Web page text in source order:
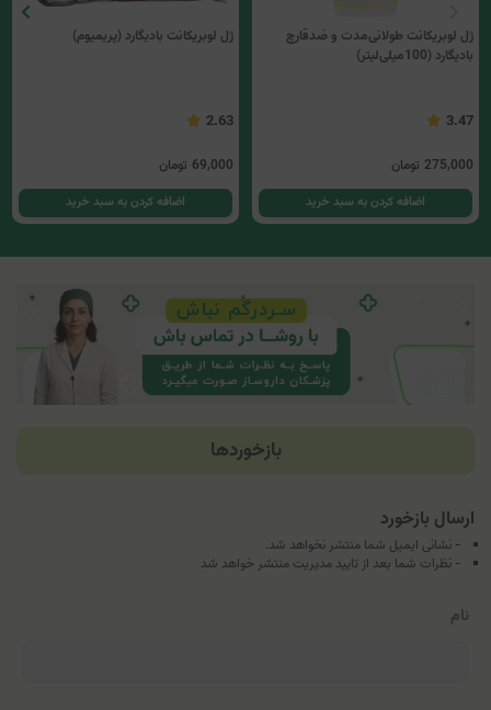
ژل لوبریکانت طولانی‌مدت و ضدقارچ
بادیگارد (100میلی‌لیتر)
3.47
275,000 تومان
اضافه کردن به سبد خرید
ژل لوبریکانت بادیگارد (پریمیوم)
2.63
69,000 تومان
اضافه کردن به سبد خرید
بازخوردها
ارسال بازخورد
- نشانی ایمیل شما منتشر نخواهد شد.
- نظرات شما بعد از تایید مدیریت منتشر خواهد شد
نام